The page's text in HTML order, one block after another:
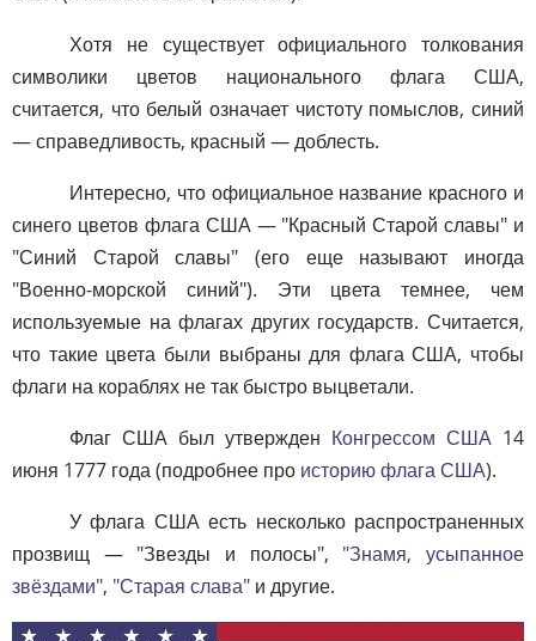
Хотя не существует официального толкования
символики цветов национального флага США,
считается, что белый означает чистоту помыслов, синий
— справедливость, красный — доблесть.
Интересно, что официальное название красного и
синего цветов флага США — "Красный Старой славы" и
"Синий Старой славы" (его еще называют иногда
"Военно-морской синий"). Эти цвета темнее, чем
используемые на флагах других государств. Считается,
что такие цвета были выбраны для флага США, чтобы
флаги на кораблях не так быстро выцветали.
Флаг США был утвержден Конгрессом США 14
июня 1777 года (подробнее про историю флага США).
У флага США есть несколько распространенных
прозвищ — "Звезды и полосы", "Знамя, усыпанное
звёздами", "Старая слава" и другие.